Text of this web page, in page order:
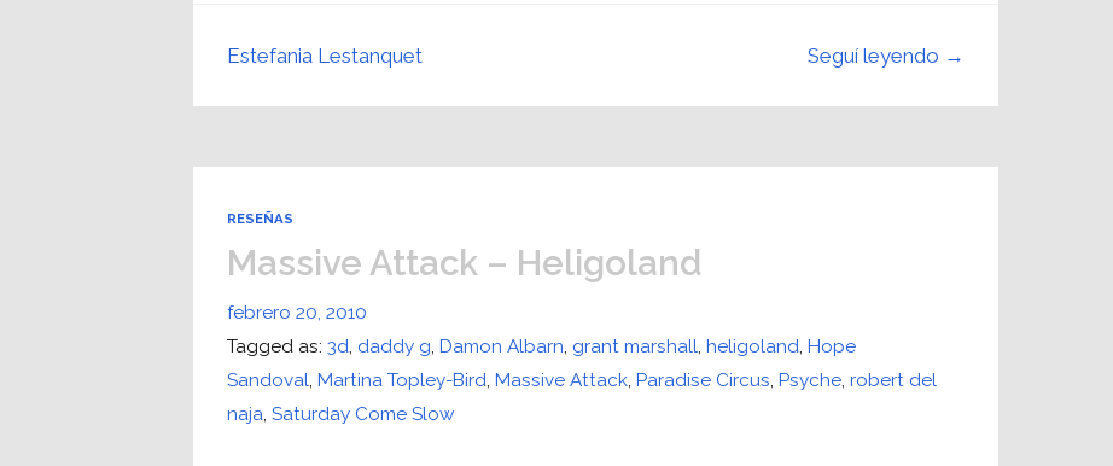
Seguí leyendo →
Estefania Lestanquet
RESEÑAS
Massive Attack – Heligoland
febrero 20, 2010
Tagged as:3d, daddy g, Damon Albarn, grant marshall, heligoland, Hope
Sandoval, Martina Topley-Bird, Massive Attack, Paradise Circus, Psyche,robert del
naja,Saturday Come Slow